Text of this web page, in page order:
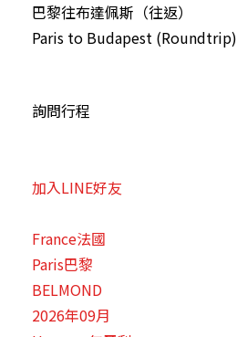
巴黎往布達佩斯（往返）
Paris to Budapest (Roundtrip)
詢問行程
加入LINE好友
France法國
Paris巴黎
BELMOND
2026年09月